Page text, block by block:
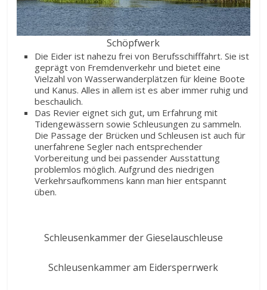
Schöpfwerk
Die Eider ist nahezu frei von Berufsschifffahrt. Sie ist
geprägt von Fremdenverkehr und bietet eine
Vielzahl von Wasserwanderplätzen für kleine Boote
und Kanus. Alles in allem ist es aber immer ruhig und
beschaulich.
Das Revier eignet sich gut, um Erfahrung mit
Tidengewässern sowie Schleusungen zu sammeln.
Die Passage der Brücken und Schleusen ist auch für
unerfahrene Segler nach entsprechender
Vorbereitung und bei passender Ausstattung
problemlos möglich. Aufgrund des niedrigen
Verkehrsaufkommens kann man hier entspannt
üben.
Schleusenkammer der Gieselauschleuse
Schleusenkammer am Eidersperrwerk